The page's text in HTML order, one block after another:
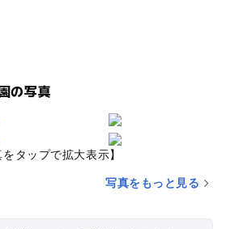
の写真
をタップで拡大表示】
写真をもっと見る